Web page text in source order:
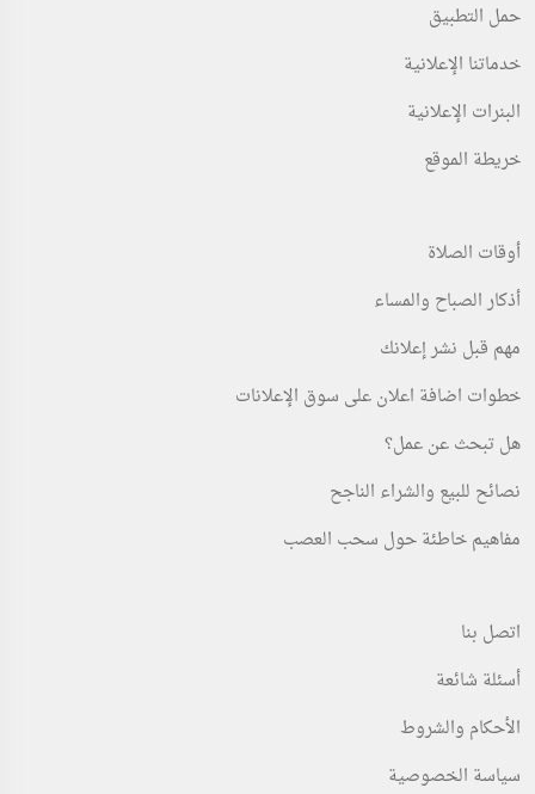
حمل التطبيق
خدماتنا الإعلانية
البنرات الإعلانية
خريطة الموقع
أوقات الصلاة
أذكار الصباح والمساء
مهم قبل نشر إعلانك
خطوات اضافة اعلان على سوق الإعلانات
هل تبحث عن عمل؟
نصائح للبيع والشراء الناجح
مفاهيم خاطئة حول سحب العصب
اتصل بنا
أسئلة شائعة
الأحكام والشروط
سياسة الخصوصية